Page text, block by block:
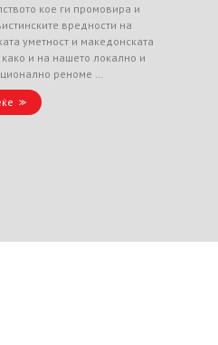
кое ги промовира и
вредности на
уметност и македонската
како и на нашето локално и
реноме …